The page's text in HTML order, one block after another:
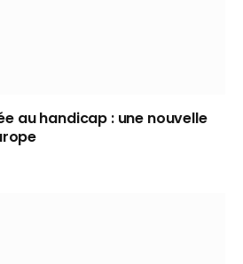
au handicap : une nouvelle